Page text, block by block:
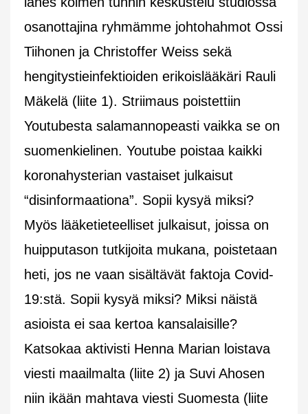
osanottajina ryhmämme johtohahmot Ossi
Tiihonen ja Christoffer Weiss sekä
hengitystieinfektioiden erikoislääkäri Rauli
Mäkelä (liite 1). Striimaus poistettiin
Youtubesta salamannopeasti vaikka se on
suomenkielinen. Youtube poistaa kaikki
koronahysterian vastaiset julkaisut
“disinformaationa”. Sopii kysyä miksi?
Myös lääketieteelliset julkaisut, joissa on
huipputason tutkijoita mukana, poistetaan
heti, jos ne vaan sisältävät faktoja Covid-
19:stä. Sopii kysyä miksi? Miksi näistä
asioista ei saa kertoa kansalaisille?
Katsokaa aktivisti Henna Marian loistava
viesti maailmalta (liite 2) ja Suvi Ahosen
niin ikään mahtava viesti Suomesta (liite